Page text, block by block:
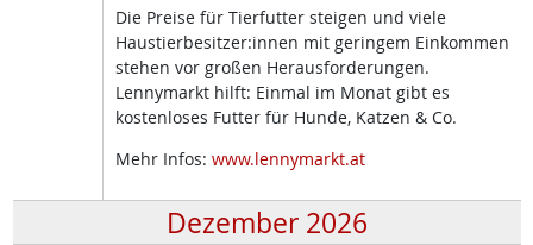
Die Preise für Tierfutter steigen und viele
Haustierbesitzer:innen mit geringem Einkommen
stehen vor großen Herausforderungen.
Lennymarkt hilft: Einmal im Monat gibt es
kostenloses Futter für Hunde, Katzen & Co.
Mehr Infos: www.lennymarkt.at
Dezember 2026